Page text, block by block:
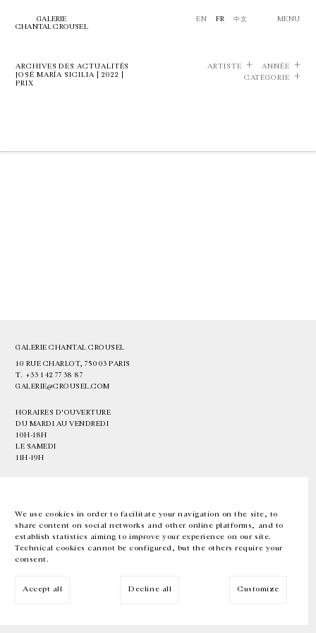
We use cookies in order to facilitate your navigation on the site, to
share content on social networks and other online platforms, and to
establish statistics aiming to improve your experience on our site.
Technical cookies cannot be configured, but the others require your
consent.
Accept all Decline all Customize
GALERIE
CHANTAL CROUSEL
EN FR 中文 MENU
ARCHIVES DES ACTUALITÉS
JOSÉ MARÍA SICILIA | 2022 |
PRIX
ARTISTE
ANNÉE
CATÉGORIE
GALERIE CHANTAL CROUSEL
10 RUE CHARLOT, 75003 PARIS
T. +33 1 42 77 38 87
GALERIE@CROUSEL.COM
HORAIRES D'OUVERTURE
DU MARDI AU VENDREDI
10H-18H
LE SAMEDI
11H-19H
EN FR 中文 Facebook Instagram
Inscrivez-vous à notre newsletter